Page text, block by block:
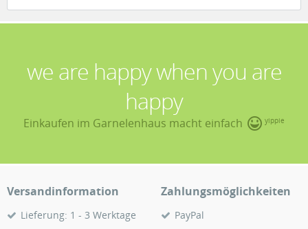
we are happy when you are
happy
Einkaufen im Garnelenhaus macht einfach yippie
Versandinformation
Lieferung: 1 - 3 Werktage
Zahlungsmöglichkeiten
PayPal